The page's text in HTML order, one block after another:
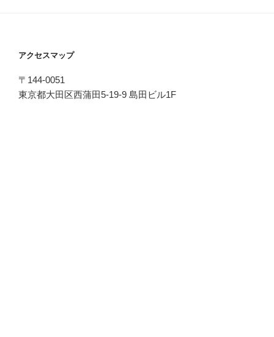
アクセスマップ
〒144-0051
東京都大田区西蒲田5-19-9 島田ビル1F